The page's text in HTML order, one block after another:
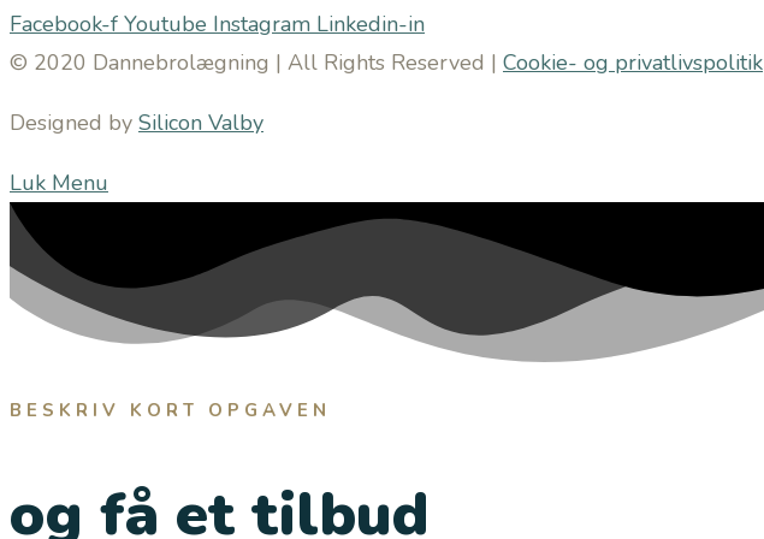
Facebook-f Youtube Instagram Linkedin-in
© 2020 Dannebrolægning | All Rights Reserved | Cookie- og privatlivspolitik
Designed by Silicon Valby
Luk Menu
BESKRIV KORT OPGAVEN
og få et tilbud